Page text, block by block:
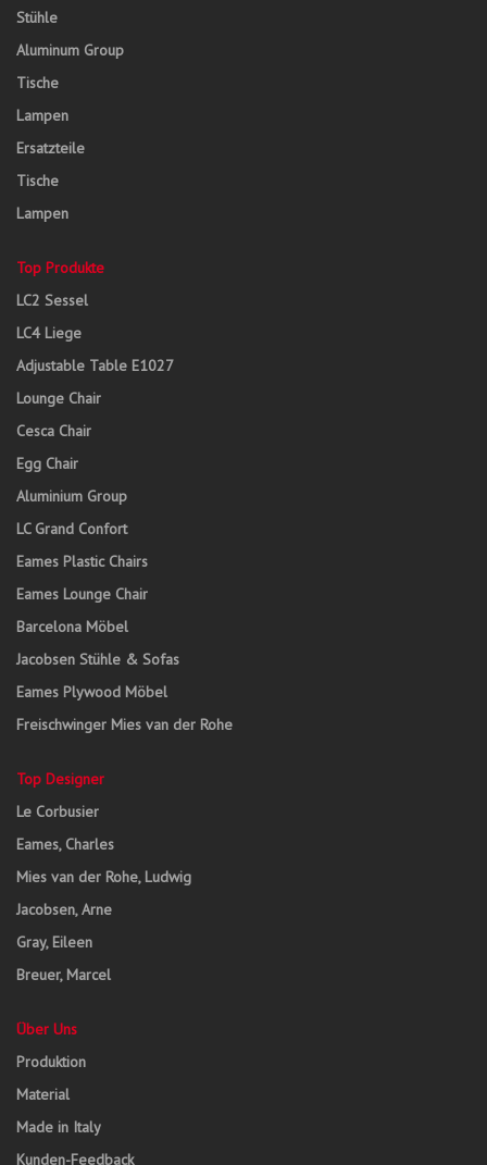
Stühle
Aluminum Group
Tische
Lampen
Ersatzteile
Tische
Lampen
Top Produkte
LC2 Sessel
LC4 Liege
Adjustable Table E1027
Lounge Chair
Cesca Chair
Egg Chair
Aluminium Group
LC Grand Confort
Eames Plastic Chairs
Eames Lounge Chair
Barcelona Möbel
Jacobsen Stühle & Sofas
Eames Plywood Möbel
Freischwinger Mies van der Rohe
Top Designer
Le Corbusier
Eames, Charles
Mies van der Rohe, Ludwig
Jacobsen, Arne
Gray, Eileen
Breuer, Marcel
Über Uns
Produktion
Material
Made in Italy
Kunden-Feedback